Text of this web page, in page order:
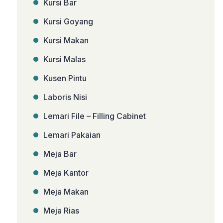
Kursi Bar
Kursi Goyang
Kursi Makan
Kursi Malas
Kusen Pintu
Laboris Nisi
Lemari File – Filling Cabinet
Lemari Pakaian
Meja Bar
Meja Kantor
Meja Makan
Meja Rias